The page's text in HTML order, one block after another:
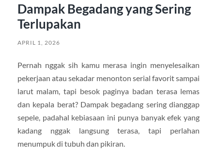
Dampak Begadang yang Sering
Terlupakan
APRIL 1, 2026
Pernah nggak sih kamu merasa ingin menyelesaikan
pekerjaan atau sekadar menonton serial favorit sampai
larut malam, tapi besok paginya badan terasa lemas
dan kepala berat? Dampak begadang sering dianggap
sepele, padahal kebiasaan ini punya banyak efek yang
kadang nggak langsung terasa, tapi perlahan
menumpuk di tubuh dan pikiran.